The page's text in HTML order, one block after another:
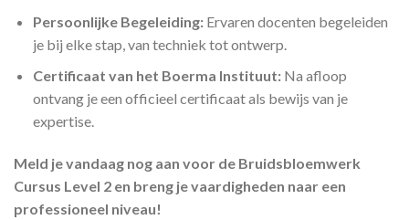
Persoonlijke Begeleiding:Ervaren docenten begeleiden
je bij elke stap, van techniek tot ontwerp.
Certificaat van het Boerma Instituut:Na afloop
ontvang je een officieel certificaat als bewijs van je
expertise.
Meld je vandaag nog aan voor de Bruidsbloemwerk
Cursus Level 2 en breng je vaardigheden naar een
professioneel niveau!